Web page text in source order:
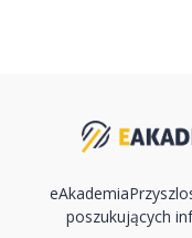
poszukujących